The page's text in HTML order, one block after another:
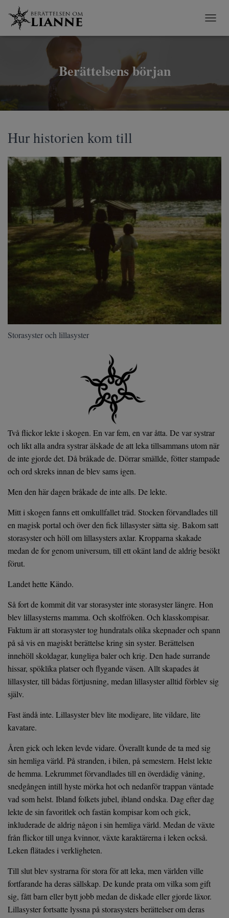
L
A
A
Berättelsens början
Hur historien kom till
Storasyster och lillasyster
Två flickor lekte i skogen. En var fem, en var åtta. De var systrar
och likt alla andra systrar älskade de att leka tillsammans utom när
de inte gjorde det. Då bråkade de. Dörrar smällde, fötter stampade
och ord skreks innan de blev sams igen.
Men den här dagen bråkade de inte alls. De lekte.
Mitt i skogen fanns ett omkullfallet träd. Stocken förvandlades till
en magisk portal och över den fick lillasyster sätta sig. Bakom satt
storasyster och höll om lillasysters axlar. Kropparna skakade
medan de for genom universum, till ett okänt land de aldrig besökt
förut.
Landet hette Kändo.
Så fort de kommit dit var storasyster inte storasyster längre. Hon
blev lillasysterns mamma. Och skolfröken. Och klasskompisar.
Faktum är att storasyster tog hundratals olika skepnader och spann
på så vis en magiskt berättelse kring sin syster. Berättelsen
innehöll skoldagar, kungliga baler och krig. Den hade surrande
hissar, spöklika platser och flygande väsen. Allt skapades åt
lillasyster, till bådas förtjusning, medan lillasyster alltid förblev sig
själv.
Fast ändå inte. Lillasyster blev lite modigare, lite vildare, lite
kavatare.
Åren gick och leken levde vidare. Överallt kunde de ta med sig
sin hemliga värld. På stranden, i bilen, på semestern. Helst lekte
de hemma. Lekrummet förvandlades till en överdådig våning,
snedgången intill hyste mörka hot och nedanför trappan väntade
vad som helst. Ibland folkets jubel, ibland ondska. Dag efter dag
lekte de sin favoritlek och fastän kompisar kom och gick,
inkluderade de aldrig någon i sin hemliga värld. Medan de växte
från flickor till unga kvinnor, växte karaktärerna i leken också.
Leken flätades i verkligheten.
Till slut blev systrarna för stora för att leka, men världen ville
fortfarande ha deras sällskap. De kunde prata om vilka som gift
sig, fått barn eller bytt jobb medan de diskade eller gjorde läxor.
Lillasyster fortsatte lyssna på storasysters berättelser om deras